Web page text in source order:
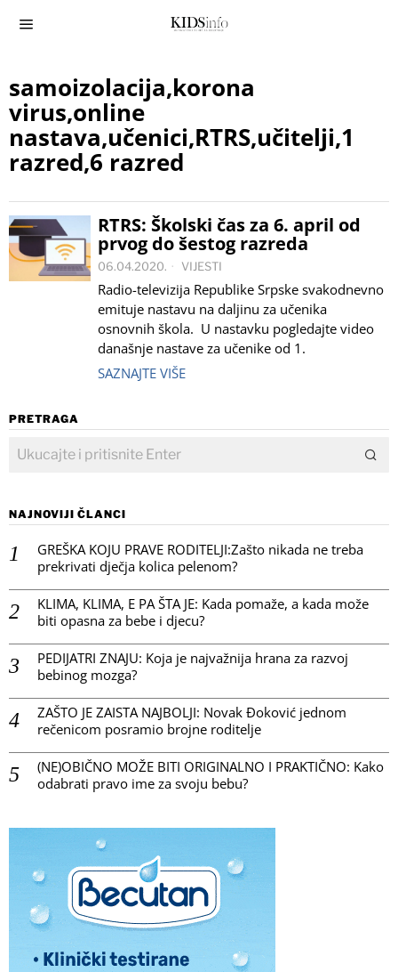
samoizolacija,korona
virus,online
nastava,učenici,RTRS,učitelji,1
razred,6 razred
RTRS: Školski čas za 6. april od
prvog do šestog razreda
06.04.2020. VIJESTI
Radio-televizija Republike Srpske svakodnevno
emituje nastavu na daljinu za učenika
osnovnih škola. U nastavku pogledajte video
današnje nastave za učenike od 1.
SAZNAJTE VIŠE
PRETRAGA
NAJNOVIJI ČLANCI
GREŠKA KOJU PRAVE RODITELJI:Zašto nikada ne treba
prekrivati dječja kolica pelenom?
KLIMA, KLIMA, E PA ŠTA JE: Kada pomaže, a kada može
biti opasna za bebe i djecu?
PEDIJATRI ZNAJU: Koja je najvažnija hrana za razvoj
bebinog mozga?
ZAŠTO JE ZAISTA NAJBOLJI: Novak Đoković jednom
rečenicom posramio brojne roditelje
(NE)OBIČNO MOŽE BITI ORIGINALNO I PRAKTIČNO: Kako
odabrati pravo ime za svoju bebu?